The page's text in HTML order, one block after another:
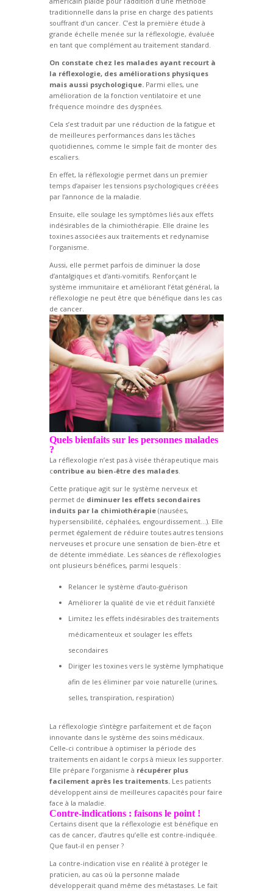
traditionnelle dans la prise en charge des patients
souffrant d’un cancer. C’est la première étude à
grande échelle menée sur la réflexologie, évaluée
en tant que complément au traitement standard.
On constate chez les malades ayant recourt à
la réflexologie, des améliorations physiques
mais aussi psychologique. Parmi elles, une
amélioration de la fonction ventilatoire et une
fréquence moindre des dyspnées.
Cela s’est traduit par une réduction de la fatigue et
de meilleures performances dans les tâches
quotidiennes, comme le simple fait de monter des
escaliers.
En effet, la réflexologie permet dans un premier
temps d’apaiser les tensions psychologiques créées
par l’annonce de la maladie.
Ensuite, elle soulage les symptômes liés aux effets
indésirables de la chimiothérapie. Elle draine les
toxines associées aux traitements et redynamise
l’organisme.
Aussi, elle permet parfois de diminuer la dose
d’antalgiques et d’anti-vomitifs. Renforçant le
système immunitaire et améliorant l’état général, la
réflexologie ne peut être que bénéfique dans les cas
de cancer.
Quels bienfaits sur les personnes malades
?
La réflexologie n’est pas à visée thérapeutique mais
contribue au bien-être des malades.
Cette pratique agit sur le système nerveux et
permet de diminuer les effets secondaires
induits par la chimiothérapie(nausées,
hypersensibilité, céphalées, engourdissement…). Elle
permet également de réduire toutes autres tensions
nerveuses et procure une sensation de bien-être et
de détente immédiate. Les séances de réflexologies
ont plusieurs bénéfices, parmi lesquels :
Relancer le système d’auto-guérison
Améliorer la qualité de vie et réduit l’anxiété
Limitez les effets indésirables des traitements
médicamenteux et soulager les effets
secondaires
Diriger les toxines vers le système lymphatique
afin de les éliminer par voie naturelle (urines,
selles, transpiration, respiration)
La réflexologie s’intègre parfaitement et de façon
innovante dans le système des soins médicaux.
Celle-ci contribue à optimiser la période des
traitements en aidant le corps à mieux les supporter.
Elle prépare l’organisme à récupérer plus
facilement après les traitements.Les patients
développent ainsi de meilleures capacités pour faire
face à la maladie.
Contre-indications : faisons le point !
Certains disent que la réflexologie est bénéfique en
cas de cancer, d’autres qu’elle est contre-indiquée.
Que faut-il en penser ?
La contre-indication vise en réalité à protéger le
praticien, au cas où la personne malade
développerait quand même des métastases. Le fait